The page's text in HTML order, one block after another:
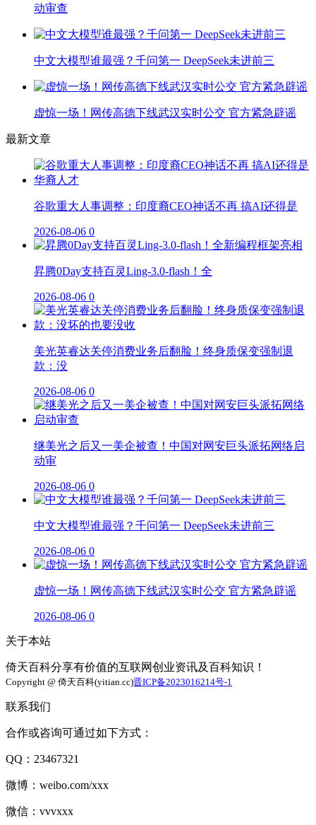
动审查
中文大模型谁最强？千问第一 DeepSeek未进前三
虚惊一场！网传高德下线武汉实时公交 官方紧急辟谣
最新文章
谷歌重大人事调整：印度裔CEO神话不再 搞AI还得是
2026-08-06 0
昇腾0Day支持百灵Ling-3.0-flash！全
2026-08-06 0
美光英睿达关停消费业务后翻脸！终身质保变强制退
款：没
2026-08-06 0
继美光之后又一美企被查！中国对网安巨头派拓网络启
动审
2026-08-06 0
中文大模型谁最强？千问第一 DeepSeek未进前三
2026-08-06 0
虚惊一场！网传高德下线武汉实时公交 官方紧急辟谣
2026-08-06 0
关于本站
倚天百科分享有价值的互联网创业资讯及百科知识！
Copyright @ 倚天百科(yitian.cc)晋ICP备2023016214号-1
联系我们
合作或咨询可通过如下方式：
QQ：23467321
微博：weibo.com/xxx
微信：vvvxxx